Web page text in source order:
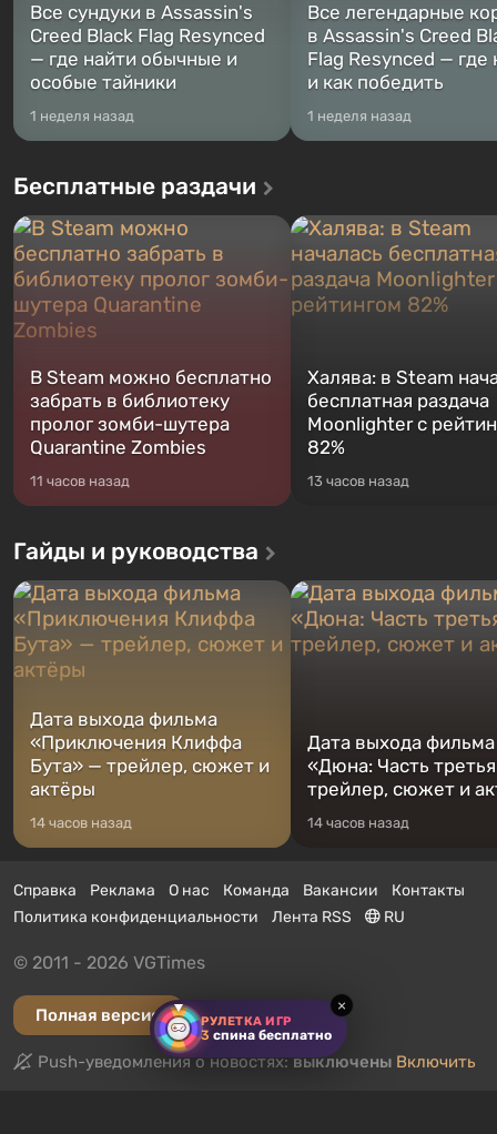
РУЛЕТКА ИГР
3 спина бесплатно
×
Все сундуки в Assassin's
Creed Black Flag Resynced
— где найти обычные и
особые тайники
1 неделя назад
Все легендарные
в Assassin's Creed
Flag Resynced — где
и как победить
1 неделя назад
Бесплатные раздачи
В Steam можно бесплатно
забрать в библиотеку
пролог зомби-шутера
Quarantine Zombies
11 часов назад
Халява: в Steam
бесплатная раздача
Moonlighter с
82%
13 часов назад
Гайды и руководства
Дата выхода фильма
«Приключения Клиффа
Бута» — трейлер, сюжет и
актёры
14 часов назад
Дата выхода фильма
«Дюна: Часть
трейлер, сюжет и
14 часов назад
Справка Реклама О нас Команда Вакансии
Контакты
Политика конфиденциальности
Лента RSS RU
© 2011 - 2026 VGTimes
Полная версия
Push-уведомления о новостях:выключены Включить